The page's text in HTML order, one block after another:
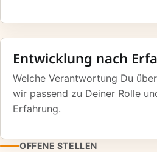
Entwicklung nach
Welche Verantwortung Du
wir passend zu Deiner Rolle
Erfahrung.
OFFENE STELLEN